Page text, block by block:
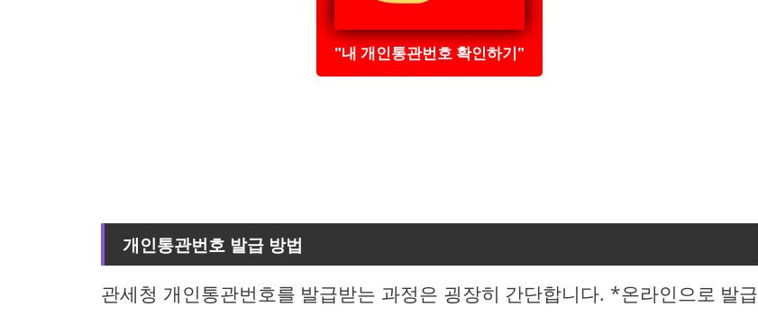
"내 개인통관번호 확인하기"
개인통관번호 발급 방법
관세청 개인통관번호를 발급받는 과정은 굉장히 간단합니다. *온라인으로 발급